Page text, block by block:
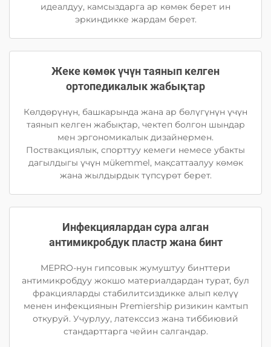
идеалдуу, камсыздарга ар көмөк берет ин
эркиндикке жардам берет.
Жеке көмөк үчүн таянып келген
ортопедикалык жабықтар
Көлдөрүнүн, башкарында жана ар бөлүгүнүн үчүн
таянып келген жабықтар, чектеп болгон шындар
мен эргономикалык дизайнермен.
Поствакциялык, спорттуу кемеги немесе убакты
дагылдыгы үчүн мükemmel, мақсаттаалуу көмөк
жана жылдырдык түпсүрөт берет.
Инфекциялардан сура алган
антимикробдук пластр жана бинт
MEPRO-нун гипсовык жумуштуу бинттери
антимикробдуу жокшо материалдардан турат, бул
фракцияларды стабилитсиздикке алып келүү
менен инфекциянын Premiership ризикин камтып
откуруй. Учурлуу, латекссиз жана тиббиювий
стандарттарга чейин салгандар.